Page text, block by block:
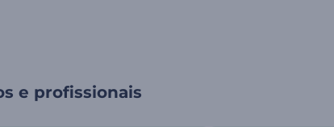
e profissionais